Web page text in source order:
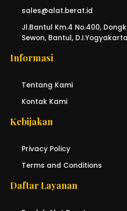
sales@alat.berat.id
Jl.Bantul Km.4 No.400,
Sewon, Bantul, D.I.Yogyakarta
Informasi
Tentang Kami
Kontak Kami
Kebijakan
Privacy Policy
Terms and Conditions
Daftar Layanan